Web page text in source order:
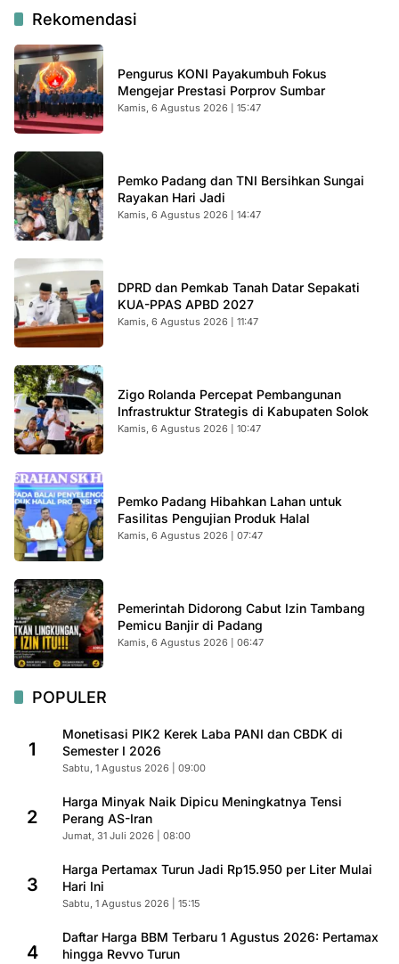
Rekomendasi
Pengurus KONI Payakumbuh Fokus
Mengejar Prestasi Porprov Sumbar
Kamis, 6 Agustus 2026 | 15:47
Pemko Padang dan TNI Bersihkan Sungai
Rayakan Hari Jadi
Kamis, 6 Agustus 2026 | 14:47
DPRD dan Pemkab Tanah Datar Sepakati
KUA-PPAS APBD 2027
Kamis, 6 Agustus 2026 | 11:47
Zigo Rolanda Percepat Pembangunan
Infrastruktur Strategis di Kabupaten Solok
Kamis, 6 Agustus 2026 | 10:47
Pemko Padang Hibahkan Lahan untuk
Fasilitas Pengujian Produk Halal
Kamis, 6 Agustus 2026 | 07:47
Pemerintah Didorong Cabut Izin Tambang
Pemicu Banjir di Padang
Kamis, 6 Agustus 2026 | 06:47
POPULER
1
Monetisasi PIK2 Kerek Laba PANI dan CBDK di
Semester I 2026
Sabtu, 1 Agustus 2026 | 09:00
2
Harga Minyak Naik Dipicu Meningkatnya Tensi
Perang AS-Iran
Jumat, 31 Juli 2026 | 08:00
3
Harga Pertamax Turun Jadi Rp15.950 per Liter Mulai
Hari Ini
Sabtu, 1 Agustus 2026 | 15:15
4
Daftar Harga BBM Terbaru 1 Agustus 2026: Pertamax
hingga Revvo Turun